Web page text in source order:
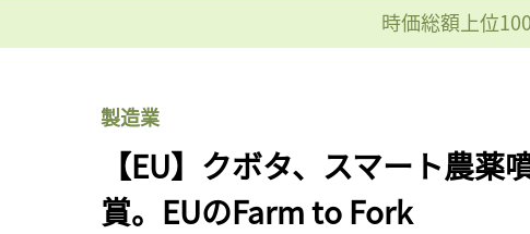
時価総額上位
製造業
【EU】クボタ、スマート農
賞。EUのFarm to Fork